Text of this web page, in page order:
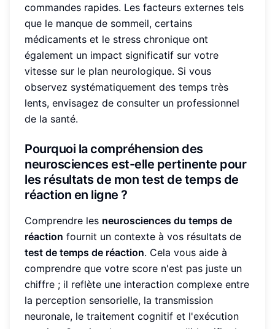
commandes rapides. Les facteurs externes tels
que le manque de sommeil, certains
médicaments et le stress chronique ont
également un impact significatif sur votre
vitesse sur le plan neurologique. Si vous
observez systématiquement des temps très
lents, envisagez de consulter un professionnel
de la santé.
Pourquoi la compréhension des
neurosciences est-elle pertinente pour
les résultats de mon test de temps de
réaction en ligne ?
Comprendre les neurosciences du temps de
réaction fournit un contexte à vos résultats de
test de temps de réaction. Cela vous aide à
comprendre que votre score n'est pas juste un
chiffre ; il reflète une interaction complexe entre
la perception sensorielle, la transmission
neuronale, le traitement cognitif et l'exécution